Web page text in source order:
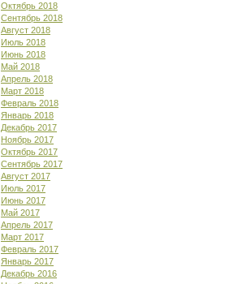
Октябрь 2018
Сентябрь 2018
Август 2018
Июль 2018
Июнь 2018
Май 2018
Апрель 2018
Март 2018
Февраль 2018
Январь 2018
Декабрь 2017
Ноябрь 2017
Октябрь 2017
Сентябрь 2017
Август 2017
Июль 2017
Июнь 2017
Май 2017
Апрель 2017
Март 2017
Февраль 2017
Январь 2017
Декабрь 2016